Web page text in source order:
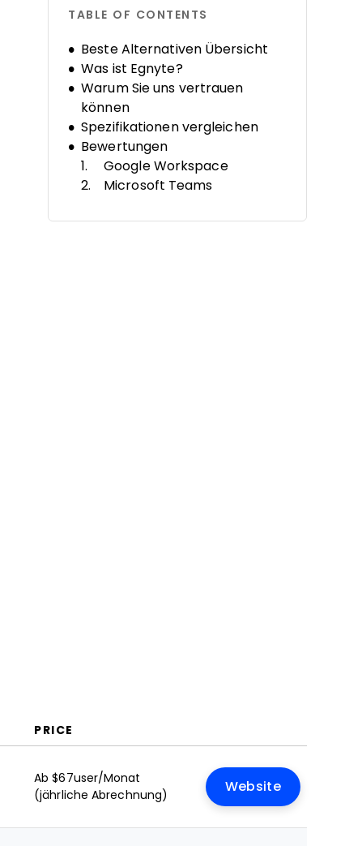
PRICE
Ab $67user/Monat
(jährliche Abrechnung)
Website
TABLE OF CONTENTS
Beste Alternativen Übersicht
Was ist Egnyte?
Warum Sie uns vertrauen
können
Spezifikationen vergleichen
Bewertungen
Google Workspace
Microsoft Teams
FileCloud